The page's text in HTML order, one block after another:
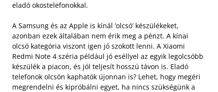
eladó okostelefonokkal.
A Samsung és az Apple is kínál ’olcsó’ készülékeket,
azonban ezek általában nem érik meg a pénzt. A kínai
olcsó kategória viszont igen jó szokott lenni. A Xiaomi
Redmi Note 4 széria például jó eséllyel az egyik legolcsóbb
készülék a piacon, és jól teljesít hosszú távon is. Eladó
telefonok olcsón kaphatók újonnan is? Lehet, hogy megéri
megrendelni és kipróbálni egyet, ha nincs szükségünk a